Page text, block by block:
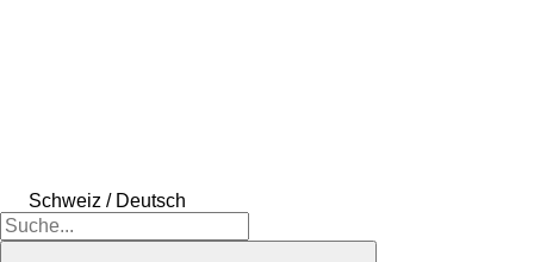
Schweiz / Deutsch